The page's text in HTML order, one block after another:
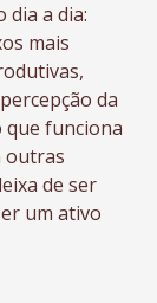
dia a dia:
mais
da
que funciona
outras
de ser
um ativo